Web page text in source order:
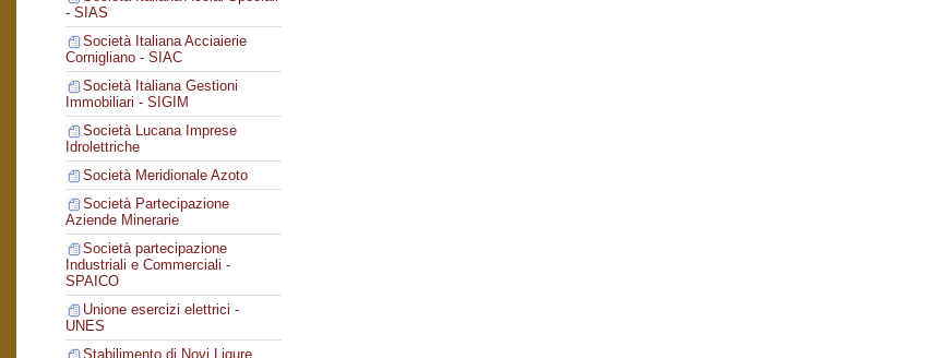
- SIAS
Società Italiana Acciaierie
Cornigliano - SIAC
Società Italiana Gestioni
Immobiliari - SIGIM
Società Lucana Imprese
Idrolettriche
Società Meridionale Azoto
Società Partecipazione
Aziende Minerarie
Società partecipazione
Industriali e Commerciali -
SPAICO
Unione esercizi elettrici -
UNES
Stabilimento di Novi Ligure